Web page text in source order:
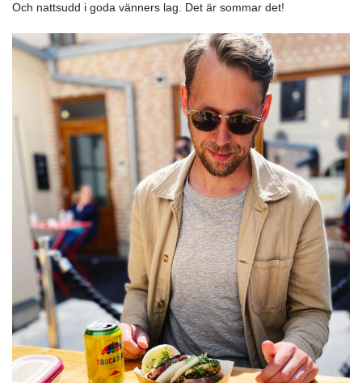
Och nattsudd i goda vänners lag. Det är sommar det!